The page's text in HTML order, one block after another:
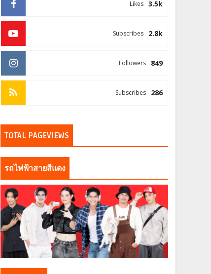
3.5k
Likes
2.8k
Subscribes
849
Followers
286
Subscribes
TOTAL PAGEVIEWS
รถไฟฟ้าสายสีแดง